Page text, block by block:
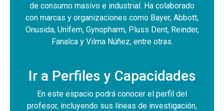
de consumo masivo e industrial. Ha colaborado
con marcas y organizaciones como Bayer, Abbott,
Onusida, Unifem, Gynopharm, Pluss Dent, Reinder,
Fanalca y Vilma Núñez, entre otras.
Ir a Perfiles y Capacidades
En este espacio podrá conocer el perfil del
profesor, incluyendo sus líneas de investigación,